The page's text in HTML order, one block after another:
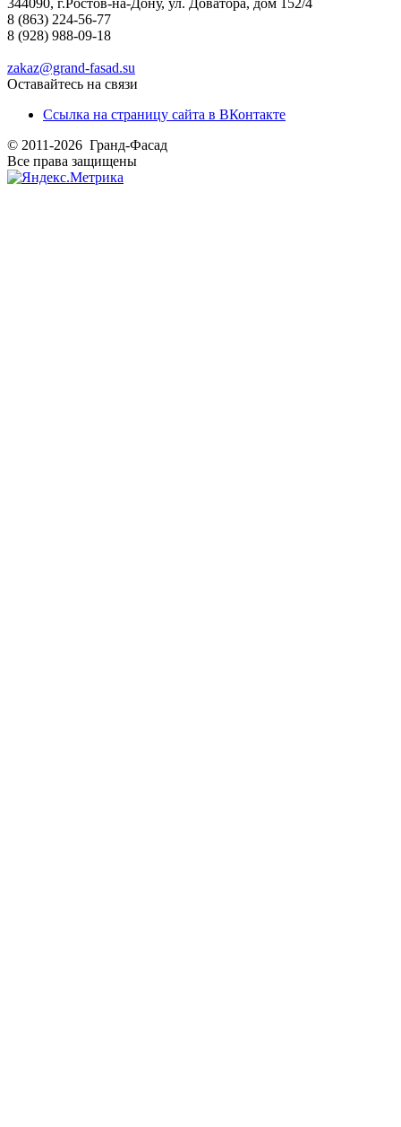
8 (863) 224-56-77
8 (928) 988-09-18
zakaz@grand-fasad.su
Оставайтесь на связи
Ссылка на страницу сайта в ВКонтакте
© 2011-2026 Гранд-Фасад
Все права защищены